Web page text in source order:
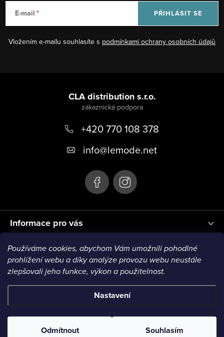
Používáme cookies, abychom Vám umožnili pohodlné
prohlížení webu a díky analýze provozu webu neustále
zlepšovali jeho funkce, výkon a použitelnost.
Nastavení
Odmítnout Souhlasím
E-mail
Vložením e-mailu souhlasíte s podmínkami ochrany osobních údajů
PŘIHLÁSIT SE
Informace pro vás
CLA distribution s.r.o.
+420 770 108 378
info@lemode.net
Blog
Copyright 2026Le Mode. Všechna práva vyhrazena.